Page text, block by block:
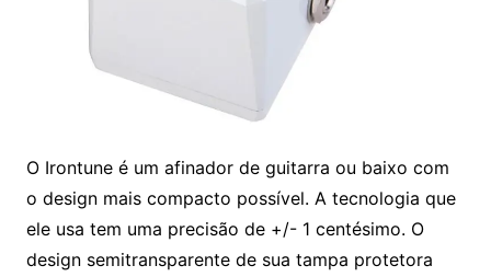
O Irontune é um afinador de guitarra ou baixo com
o design mais compacto possível. A tecnologia que
ele usa tem uma precisão de +/- 1 centésimo. O
design semitransparente de sua tampa protetora